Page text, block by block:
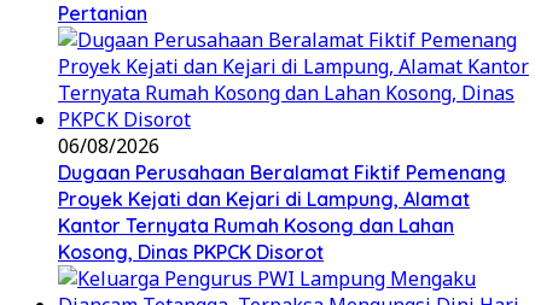
Pertanian
06/08/2026
Dugaan Perusahaan Beralamat Fiktif Pemenang
Proyek Kejati dan Kejari di Lampung, Alamat
Kantor Ternyata Rumah Kosong dan Lahan
Kosong, Dinas PKPCK Disorot